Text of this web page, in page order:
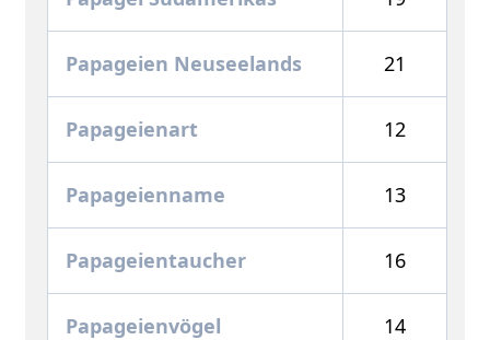
Papageien Neuseelands 21
Papageienart 12
Papageienname 13
Papageientaucher 16
Papageienvögel 14